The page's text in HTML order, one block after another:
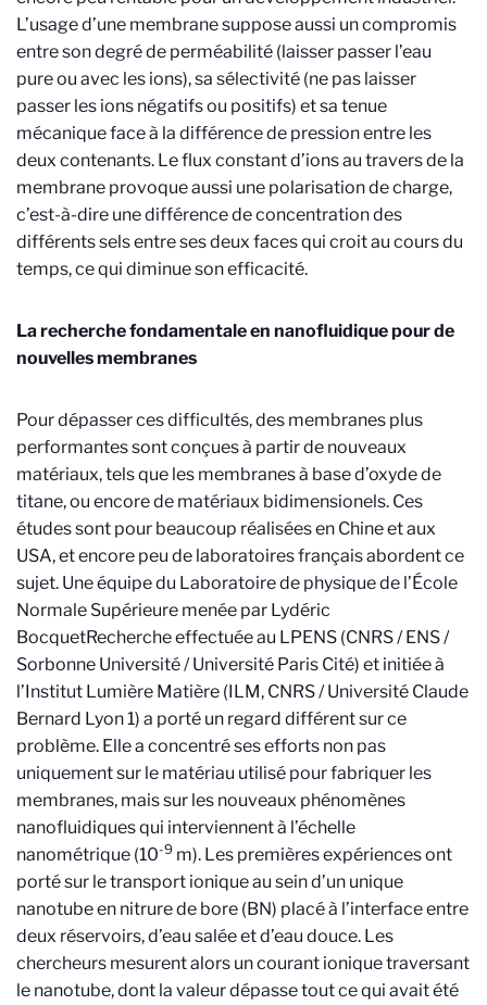
L’usage d’une membrane suppose aussi un compromis
entre son degré de perméabilité (laisser passer l’eau
pure ou avec les ions), sa sélectivité (ne pas laisser
passer les ions négatifs ou positifs) et sa tenue
mécanique face à la différence de pression entre les
deux contenants. Le flux constant d’ions au travers de la
membrane provoque aussi une polarisation de charge,
c’est-à-dire une différence de concentration des
différents sels entre ses deux faces qui croit au cours du
temps, ce qui diminue son efficacité.
La recherche fondamentale en nanofluidique pour de
nouvelles membranes
Pour dépasser ces difficultés, des membranes plus
performantes sont conçues à partir de nouveaux
matériaux, tels que les membranes à base d’oxyde de
titane, ou encore de matériaux bidimensionels. Ces
études sont pour beaucoup réalisées en Chine et aux
USA, et encore peu de laboratoires français abordent ce
sujet. Une équipe du Laboratoire de physique de l’École
Normale Supérieure menée par Lydéric
BocquetRecherche effectuée au LPENS (CNRS / ENS /
Sorbonne Université / Université Paris Cité) et initiée à
l’Institut Lumière Matière (ILM, CNRS / Université Claude
Bernard Lyon 1) a porté un regard différent sur ce
problème. Elle a concentré ses efforts non pas
uniquement sur le matériau utilisé pour fabriquer les
membranes, mais sur les nouveaux phénomènes
nanofluidiques qui interviennent à l’échelle
nanométrique (10-9 m). Les premières expériences ont
porté sur le transport ionique au sein d’un unique
nanotube en nitrure de bore (BN) placé à l’interface entre
deux réservoirs, d’eau salée et d’eau douce. Les
chercheurs mesurent alors un courant ionique traversant
le nanotube, dont la valeur dépasse tout ce qui avait été